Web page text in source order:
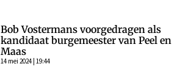
Bob Vostermans voorgedragen als
kandidaat burgemeester van Peel en
Maas
14 mei 2024 | 19:44